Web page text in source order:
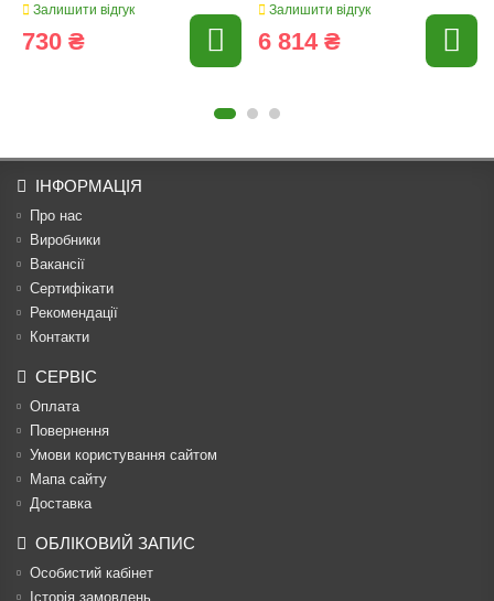
Залишити відгук
730 ₴
Залишити відгук
6 814 ₴
ІНФОРМАЦІЯ
Про нас
Виробники
Вакансії
Сертифікати
Рекомендації
Контакти
СЕРВІС
Оплата
Повернення
Умови користування сайтом
Мапа сайту
Доставка
ОБЛІКОВИЙ ЗАПИС
Особистий кабінет
Історія замовлень